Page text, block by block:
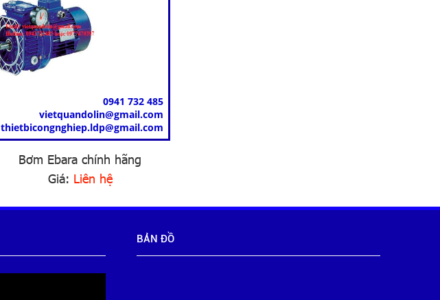
0941 732 485
vietquandolin@gmail.com
thietbicongnghiep.ldp@gmail.com
Bơm Ebara chính hãng
Giá: Liên hệ
BẢN ĐỒ